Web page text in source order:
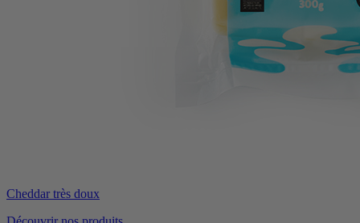
Cheddar très doux